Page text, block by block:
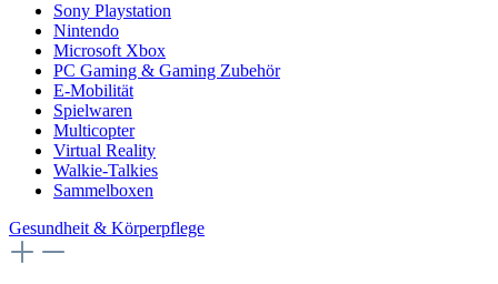
Sony Playstation
Nintendo
Microsoft Xbox
PC Gaming & Gaming Zubehör
E-Mobilität
Spielwaren
Multicopter
Virtual Reality
Walkie-Talkies
Sammelboxen
Gesundheit & Körperpflege